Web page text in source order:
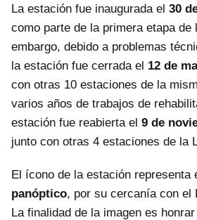
La estación fue inaugurada el 30
como parte de la primera etapa de
embargo, debido a problemas
la estación fue cerrada el 12 de
con otras 10 estaciones de la
varios años de trabajos de
estación fue reabierta el 9 de
junto con otras 4 estaciones de la
El ícono de la estación representa
panóptico, por su cercanía con el
La finalidad de la imagen es